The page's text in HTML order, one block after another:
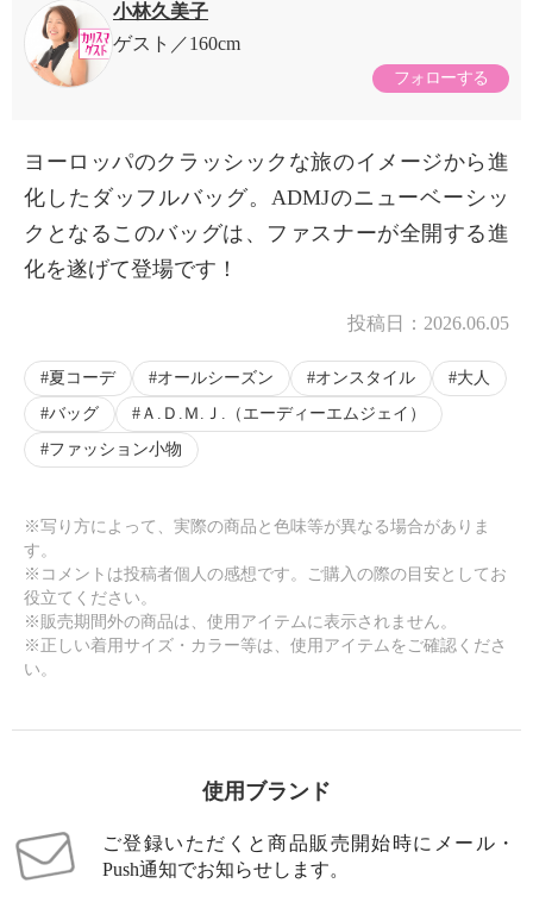
小林久美子
ゲスト
160cm
フォローする
ヨーロッパのクラッシックな旅のイメージから進
化したダッフルバッグ。ADMJのニューベーシッ
クとなるこのバッグは、ファスナーが全開する進
化を遂げて登場です！
投稿日： 2026.06.05
夏コーデ オールシーズン オンスタイル
大人
バッグ
Ａ.Ｄ.Ｍ.Ｊ.（エーディーエムジェイ）
ファッション小物
※写り方によって、実際の商品と色味等が異なる場合がありま
す。
※コメントは投稿者個人の感想です。ご購入の際の目安としてお
役立てください。
※販売期間外の商品は、使用アイテムに表示されません。
※正しい着用サイズ・カラー等は、使用アイテムをご確認くださ
い。
使用ブランド
ご登録いただくと商品販売開始時にメール・
Push通知でお知らせします。